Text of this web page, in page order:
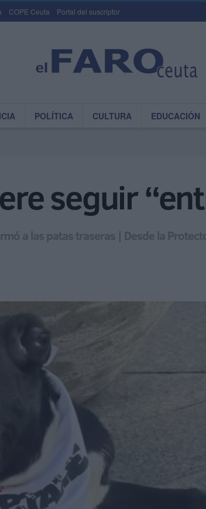
COPE Ceuta Portal del suscriptor
POLÍTICA CULTURA EDUCACIÓN
seguir
a las patas traseras | Desde la